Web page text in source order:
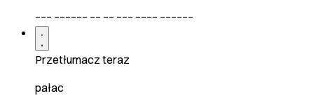
Przetłumacz teraz
pałac